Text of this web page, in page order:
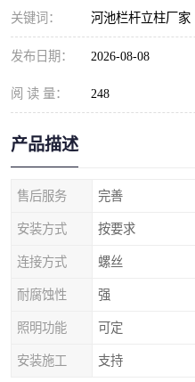
关键词： 河池栏杆立柱厂家
发布日期： 2026-08-08
阅 读 量： 248
产品描述
售后服务 完善
安装方式 按要求
连接方式 螺丝
耐腐蚀性 强
照明功能 可定
安装施工 支持